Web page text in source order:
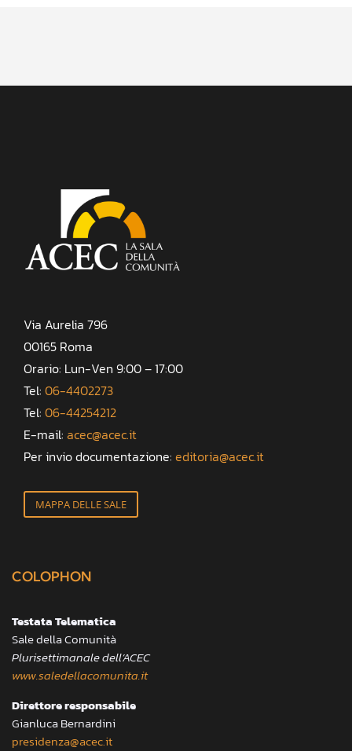
Via Aurelia 796
00165 Roma
Orario: Lun-Ven 9:00 – 17:00
Tel: 06-4402273
Tel: 06-44254212
E-mail: acec@acec.it
Per invio documentazione: editoria@acec.it
MAPPA DELLE SALE
COLOPHON
Testata Telematica
Sale della Comunità
Plurisettimanale dell’ACEC
www.saledellacomunita.it
Direttore responsabile
Gianluca Bernardini
presidenza@acec.it